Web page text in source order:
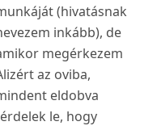
(hivatásnak
inkább), de
megérkezem
az oviba,
eldobva
le, hogy